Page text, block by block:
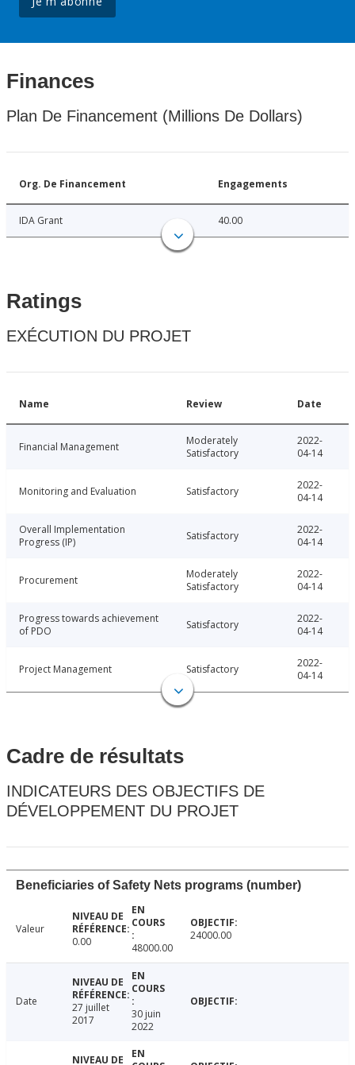
Finances
Plan De Financement (Millions De Dollars)
Org. De Financement Engagements
IDA Grant 40.00
Ratings
EXÉCUTION DU PROJET
Name Review Date
Financial Management
Moderately
Satisfactory
2022-
04-14
Monitoring and Evaluation Satisfactory
2022-
04-14
Overall Implementation
Progress (IP)
Satisfactory
2022-
04-14
Procurement
Moderately
Satisfactory
2022-
04-14
Progress towards achievement
of PDO
Satisfactory
2022-
04-14
Project Management Satisfactory
2022-
04-14
Cadre de résultats
INDICATEURS DES OBJECTIFS DE
DÉVELOPPEMENT DU PROJET
Beneficiaries of Safety Nets programs (number)
Valeur
0.00
48000.00
24000.00
Date
27 juillet
2017
30 juin
2022